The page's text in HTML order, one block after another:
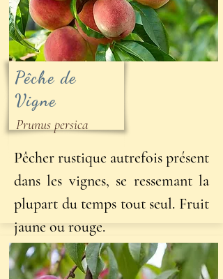
Pêche de
Vigne
Prunus persica
Pêcher rustique autrefois présent
dans les vignes, se ressemant la
plupart du temps tout seul. Fruit
jaune ou rouge.